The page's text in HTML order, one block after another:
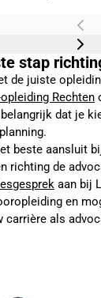
stap
de juiste
opleiding Rechten
dat je
beste aansluit
richting de
aan bij
en
als